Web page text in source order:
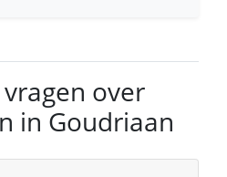
over
in Goudriaan